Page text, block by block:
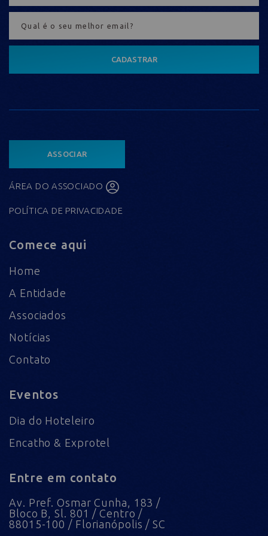
CADASTRAR
ASSOCIAR
ÁREA DO ASSOCIADO
POLÍTICA DE PRIVACIDADE
Comece aqui
Home
A Entidade
Associados
Notícias
Contato
Eventos
Dia do Hoteleiro
Encatho & Exprotel
Entre em contato
Av. Pref. Osmar Cunha, 183 /
Bloco B, Sl. 801 / Centro /
88015-100 / Florianópolis / SC